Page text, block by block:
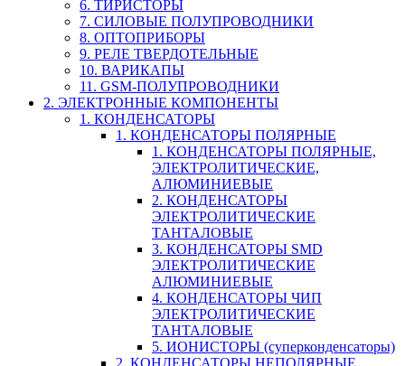
6. ТИРИСТОРЫ
7. СИЛОВЫЕ ПОЛУПРОВОДНИКИ
8. ОПТОПРИБОРЫ
9. РЕЛЕ ТВЕРДОТЕЛЬНЫЕ
10. ВАРИКАПЫ
11. GSM-ПОЛУПРОВОДНИКИ
2. ЭЛЕКТРОННЫЕ КОМПОНЕНТЫ
1. КОНДЕНСАТОРЫ
1. КОНДЕНСАТОРЫ ПОЛЯРНЫЕ
1. КОНДЕНСАТОРЫ ПОЛЯРНЫЕ,
ЭЛЕКТРОЛИТИЧЕСКИЕ,
АЛЮМИНИЕВЫЕ
2. КОНДЕНСАТОРЫ
ЭЛЕКТРОЛИТИЧЕСКИЕ
ТАНТАЛОВЫЕ
3. КОНДЕНСАТОРЫ SMD
ЭЛЕКТРОЛИТИЧЕСКИЕ
АЛЮМИНИЕВЫЕ
4. КОНДЕНСАТОРЫ ЧИП
ЭЛЕКТРОЛИТИЧЕСКИЕ
ТАНТАЛОВЫЕ
5. ИОНИСТОРЫ (суперконденсаторы)
2. КОНДЕНСАТОРЫ НЕПОЛЯРНЫЕ